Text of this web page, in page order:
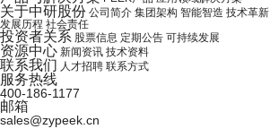
关于中研股份 公司简介 集团架构 智能智造 技术革新
发展历程 社会责任
投资者关系 股票信息 定期公告 可持续发展
资源中心 新闻资讯 技术资料
联系我们 人才招聘 联系方式
服务热线
400-186-1177
邮箱
sales@zypeek.cn